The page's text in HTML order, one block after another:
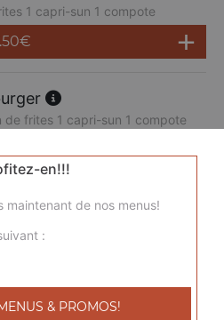
1 capri-sun 1 compote
€
de frites 1 capri-sun 1 compote
en!!!
de nos menus!
:
& PROMOS!